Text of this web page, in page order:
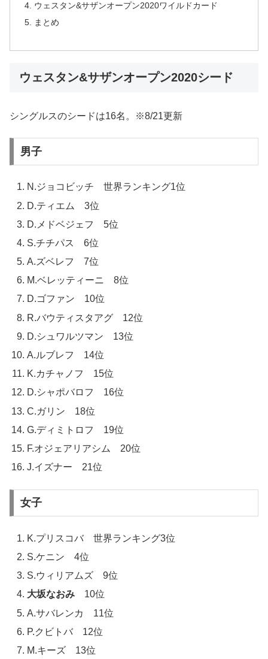
ウェスタン&サザンオープン2020ワイルドカード
まとめ
ウェスタン&サザンオープン2020シード
シングルスのシードは16名。※8/21更新
男子
N.ジョコビッチ 世界ランキング1位
D.ティエム 3位
D.メドベジェフ 5位
S.チチパス 6位
A.ズベレフ 7位
M.ベレッティーニ 8位
D.ゴファン 10位
R.バウティスタアグ 12位
D.シュワルツマン 13位
A.ルブレフ 14位
K.カチャノフ 15位
D.シャポバロフ 16位
C.ガリン 18位
G.ディミトロフ 19位
F.オジェアリアシム 20位
J.イズナー 21位
女子
K.プリスコバ 世界ランキング3位
S.ケニン 4位
S.ウィリアムズ 9位
大坂なおみ 10位
A.サバレンカ 11位
P.クビトバ 12位
M.キーズ 13位